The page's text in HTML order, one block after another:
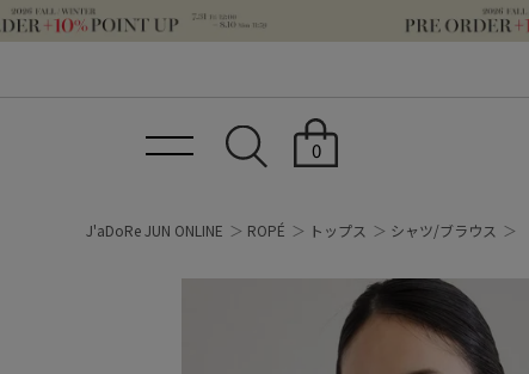
0
J'aDoRe JUN ONLINE ROPÉ トップス シャツ/ブラウス